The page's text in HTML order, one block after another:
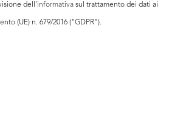
dell'informativa sul trattamento dei dati ai
(UE) n. 679/2016 ("GDPR").